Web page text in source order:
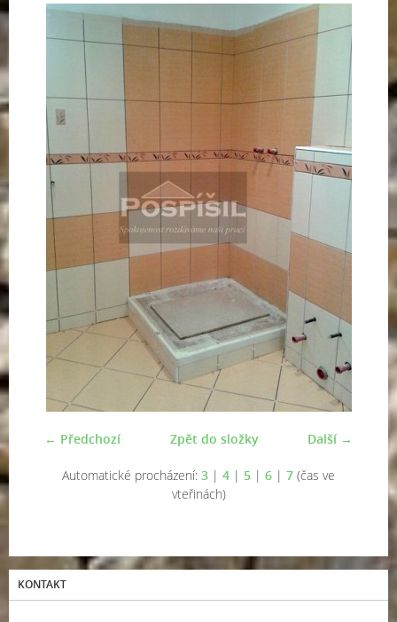
← Předchozí Další →
Zpět do složky
Automatické procházení: 3 | 4 | 5 | 6 | 7 (čas ve
vteřinách)
KONTAKT